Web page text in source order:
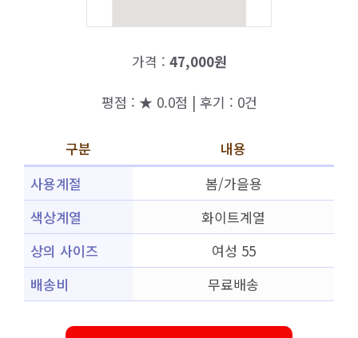
가격 : 47,000원
평점 : ★ 0.0점 | 후기 : 0건
구분
내용
사용계절
봄/가을용
색상계열
화이트계열
상의 사이즈
여성 55
배송비
무료배송